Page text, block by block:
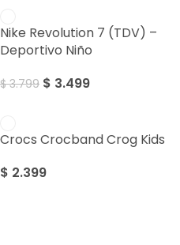
Nike Revolution 7 (TDV) –
Deportivo Niño
$3.799 $ 3.499
Crocs Crocband Crog Kids
$ 2.399